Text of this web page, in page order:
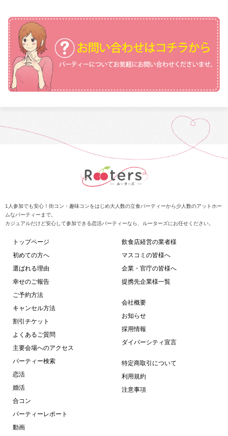
1人参加でも安心！街コン・趣味コンをはじめ大人数の立食パーティーから少人数のアットホー
ムなパーティーまで。
カジュアルだけど安心して参加できる恋活パーティーなら、ルーターズにお任せください。
トップページ
初めての方へ
選ばれる理由
幸せのご報告
ご予約方法
キャンセル方法
割引チケット
よくあるご質問
主要会場へのアクセス
パーティー検索
恋活
婚活
合コン
パーティーレポート
動画
飲食店経営の業者様
マスコミの皆様へ
企業・官庁の皆様へ
提携先企業様一覧
会社概要
お知らせ
採用情報
ダイバーシティ宣言
特定商取引について
利用規約
注意事項